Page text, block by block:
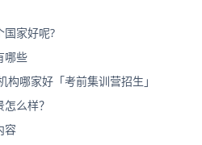
国家好呢?
哪些
哪家好「考前集训营招生」
么样？
容